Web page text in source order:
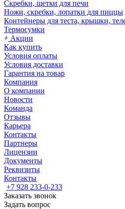
Скребки, щетки для печи
Ножи, скребки, лопатки для пиццы
Контейнеры для теста, крышки,
Термосумки
Акции
Как купить
Условия оплаты
Условия доставки
Гарантия на товар
Компания
О компании
Новости
Команда
Отзывы
Карьера
Контакты
Партнеры
Лицензии
Документы
Реквизиты
Контакты
+7 928 233-0-233
Заказать звонок
Задать вопрос